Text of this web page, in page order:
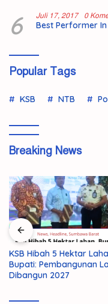
6 Juli 17, 2017 0
Best Performer
Popular Tags
KSB NTB
Breaking News
KSB Hibah 5 Hektar
Bupati: Pembangunan
Dibangun 2027